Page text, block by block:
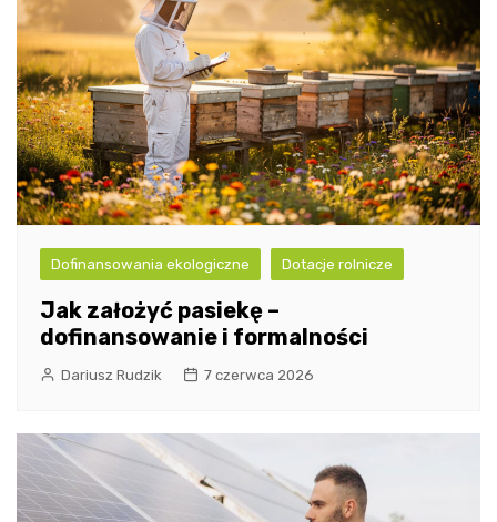
Dofinansowania ekologiczne Dotacje rolnicze
Jak założyć pasiekę –
dofinansowanie i formalności
Dariusz Rudzik 7 czerwca 2026